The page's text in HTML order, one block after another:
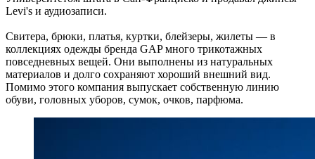
Levi's и аудиозаписи.
Свитера, брюки, платья, куртки, блейзеры, жилеты — в
коллекциях одежды бренда GAP много трикотажных
повседневных вещей. Они выполнены из натуральных
материалов и долго сохраняют хороший внешний вид.
Помимо этого компания выпускает собственную линию
обуви, головных уборов, сумок, очков, парфюма.